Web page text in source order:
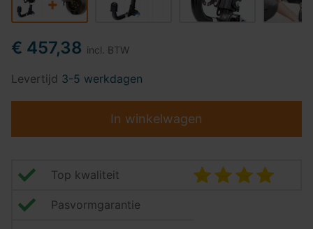
€ 457,38 incl. BTW
Levertijd 3-5 werkdagen
In winkelwagen
Top kwaliteit
Pasvormgarantie